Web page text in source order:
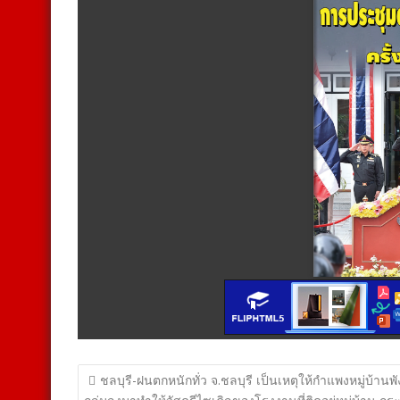
แนะแนว
ชลบุรี-ฝนตกหนักทั่ว จ.ชลบุรี เป็นเหตุให้กำแพงหมู่บ้านพั